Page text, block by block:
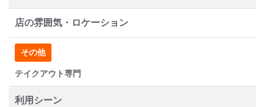
店の雰囲気・ロケーション
その他
テイクアウト専門
利用シーン